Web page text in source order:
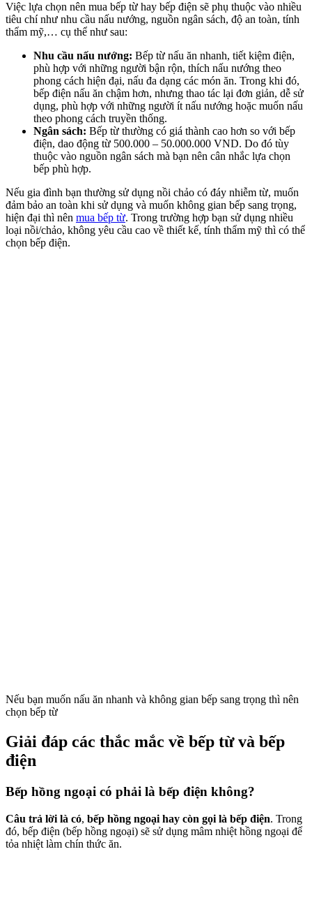
Việc lựa chọn nên mua bếp từ hay bếp điện sẽ phụ thuộc vào nhiều
tiêu chí như nhu cầu nấu nướng, nguồn ngân sách, độ an toàn, tính
thẩm mỹ,… cụ thể như sau:
Nhu cầu nấu nướng: Bếp từ nấu ăn nhanh, tiết kiệm điện,
phù hợp với những người bận rộn, thích nấu nướng theo
phong cách hiện đại, nấu đa dạng các món ăn. Trong khi đó,
bếp điện nấu ăn chậm hơn, nhưng thao tác lại đơn giản, dễ sử
dụng, phù hợp với những người ít nấu nướng hoặc muốn nấu
theo phong cách truyền thống.
Ngân sách: Bếp từ thường có giá thành cao hơn so với bếp
điện, dao động từ 500.000 – 50.000.000 VND. Do đó tùy
thuộc vào nguồn ngân sách mà bạn nên cân nhắc lựa chọn
bếp phù hợp.
Nếu gia đình bạn thường sử dụng nồi chảo có đáy nhiễm từ, muốn
đảm bảo an toàn khi sử dụng và muốn không gian bếp sang trọng,
hiện đại thì nên mua bếp từ. Trong trường hợp bạn sử dụng nhiều
loại nồi/chảo, không yêu cầu cao về thiết kế, tính thẩm mỹ thì có thể
chọn bếp điện.
Nếu bạn muốn nấu ăn nhanh và không gian bếp sang trọng thì nên
chọn bếp từ
Giải đáp các thắc mắc về bếp từ và bếp
điện
Bếp hồng ngoại có phải là bếp điện không?
Câu trả lời là có, bếp hồng ngoại hay còn gọi là bếp điện. Trong
đó, bếp điện (bếp hồng ngoại) sẽ sử dụng mâm nhiệt hồng ngoại để
tỏa nhiệt làm chín thức ăn.